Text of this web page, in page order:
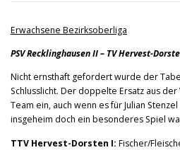
Erwachsene Bezirksoberliga
PSV Recklinghausen II – TV Hervest-
Nicht ernsthaft gefordert wurde der
Schlusslicht. Der doppelte Ersatz aus
Team ein, auch wenn es für Julian
insgeheim doch ein besonderes Spiel
TTV Hervest-Dorsten I: Fischer/